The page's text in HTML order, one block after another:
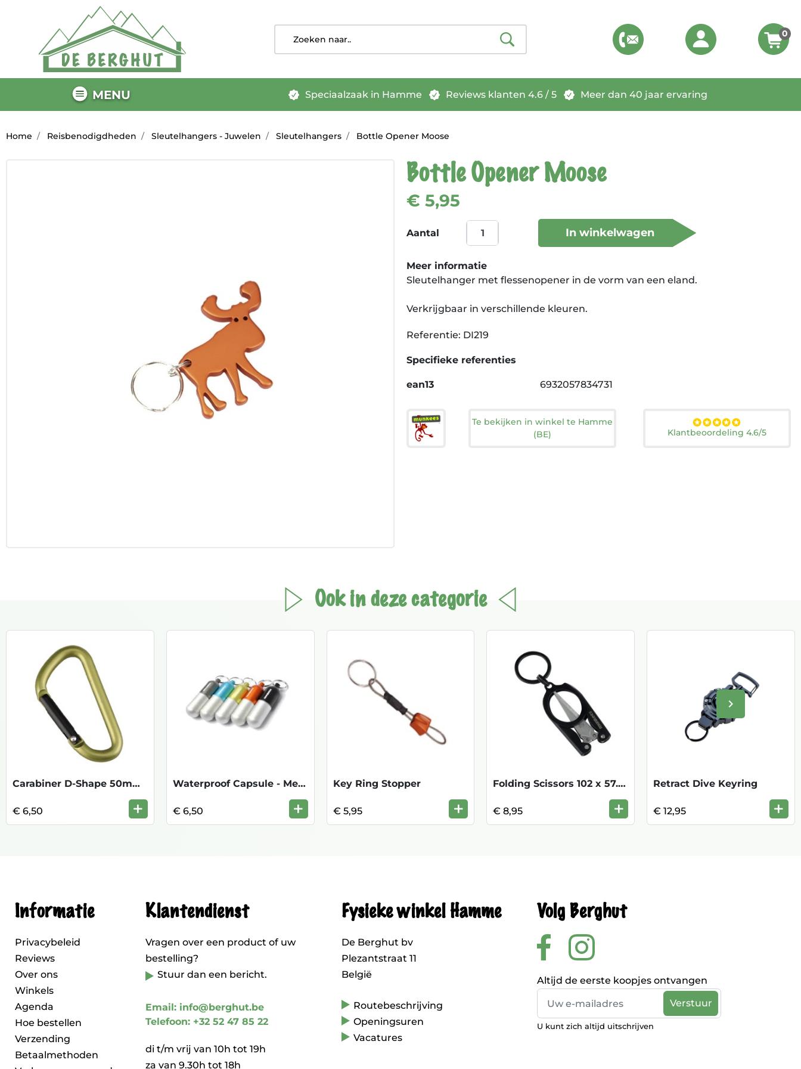
0
MENU Speciaalzaak in Hamme Reviews klanten 4.6 / 5 Meer dan 40 jaar ervaring
Home Reisbenodigdheden Sleutelhangers - Juwelen Sleutelhangers Bottle Opener Moose
Bottle Opener Moose
€ 5,95
Aantal In winkelwagen
Meer informatie
Sleutelhanger met flessenopener in de vorm van een eland.
Verkrijgbaar in verschillende kleuren.
Referentie: DI219
Specifieke referenties
ean13 6932057834731
Te bekijken in winkel te Hamme
(BE)
Klantbeoordeling 4.6/5
Ook in deze categorie
Volgende
keyboard_arrow_right
Carabiner D-Shape 50mm - 2pcs
€ 6,50 +
Waterproof Capsule - Medium
€ 6,50 +
Key Ring Stopper
€ 5,95 +
Folding Scissors 102 x 57.5 mm
€ 8,95 +
Retract Dive Keyring
€ 12,95 +
Informatie
Privacybeleid
Reviews
Over ons
Winkels
Agenda
Hoe bestellen
Verzending
Betaalmethoden
Klantendienst
Vragen over een product of uw
bestelling?
Stuur dan een bericht.
Email: info@berghut.be
Telefoon: +32 52 47 85 22
di t/m vrij van 10h tot 19h
za van 9.30h tot 18h
Fysieke winkel Hamme
De Berghut bv
Plezantstraat 11
België
Routebeschrijving
Openingsuren
Vacatures
Volg Berghut
Altijd de eerste koopjes ontvangen
U kunt zich altijd uitschrijven